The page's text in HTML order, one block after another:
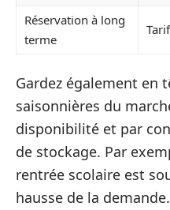
Réservation à long
terme
Gardez également en
saisonnières du
disponibilité et par
de stockage. Par
rentrée scolaire est
hausse de la